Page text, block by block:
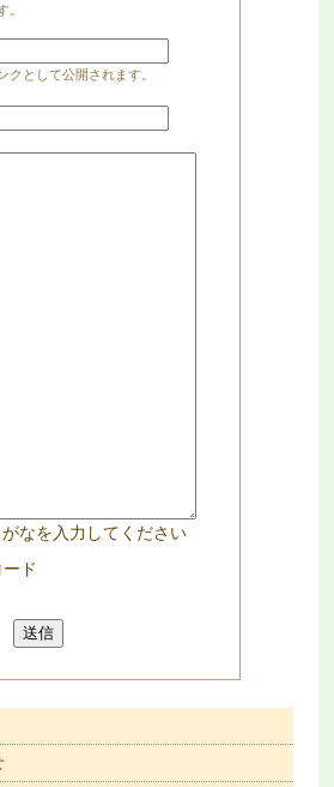
。
クとして公開されます。
なを入力してください